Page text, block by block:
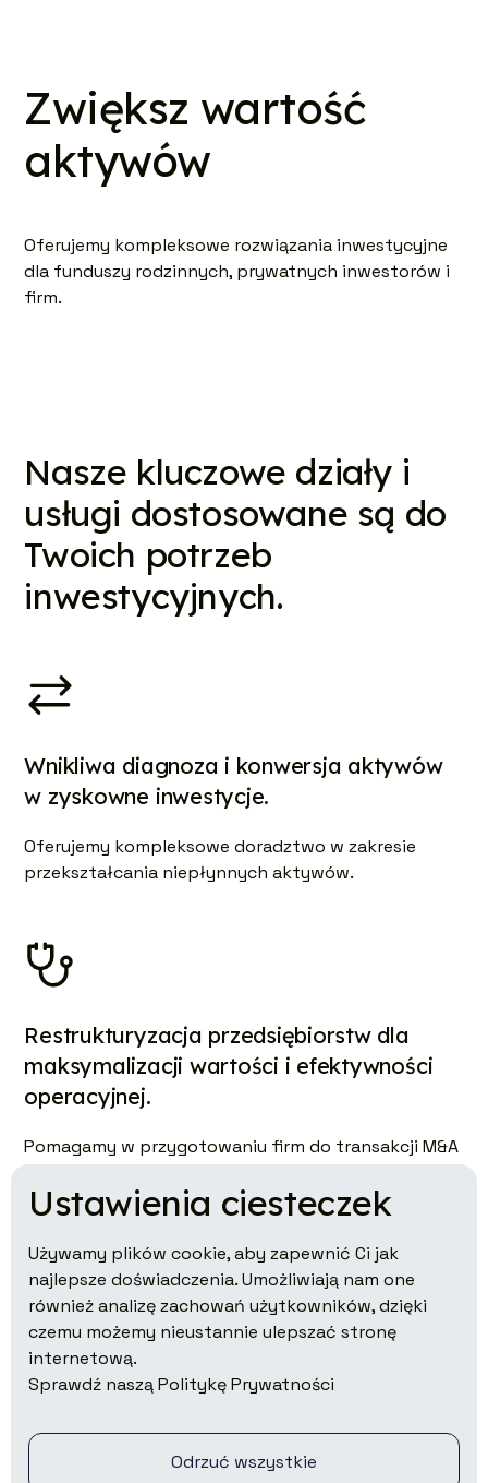
Zwiększ wartość
aktywów
Oferujemy kompleksowe rozwiązania inwestycyjne
dla funduszy rodzinnych, prywatnych inwestorów i
firm.
Nasze kluczowe działy i
usługi dostosowane są do
Twoich potrzeb
inwestycyjnych.
Wnikliwa diagnoza i konwersja aktywów
w zyskowne inwestycje.
Oferujemy kompleksowe doradztwo w zakresie
przekształcania niepłynnych aktywów.
Restrukturyzacja przedsiębiorstw dla
maksymalizacji wartości i efektywności
operacyjnej.
Pomagamy w przygotowaniu firm do transakcji M&A
Inwestycje w nieruchomości z wysokim
zwrotem i stabilnym dochodem.
premii kapitałowej.
Ustawienia ciesteczek
Używamy plików cookie, aby zapewnić Ci jak
najlepsze doświadczenia. Umożliwiają nam one
również analizę zachowań użytkowników, dzięki
czemu możemy nieustannie ulepszać stronę
internetową.
Sprawdź naszą Politykę Prywatności
Odrzuć wszystkie